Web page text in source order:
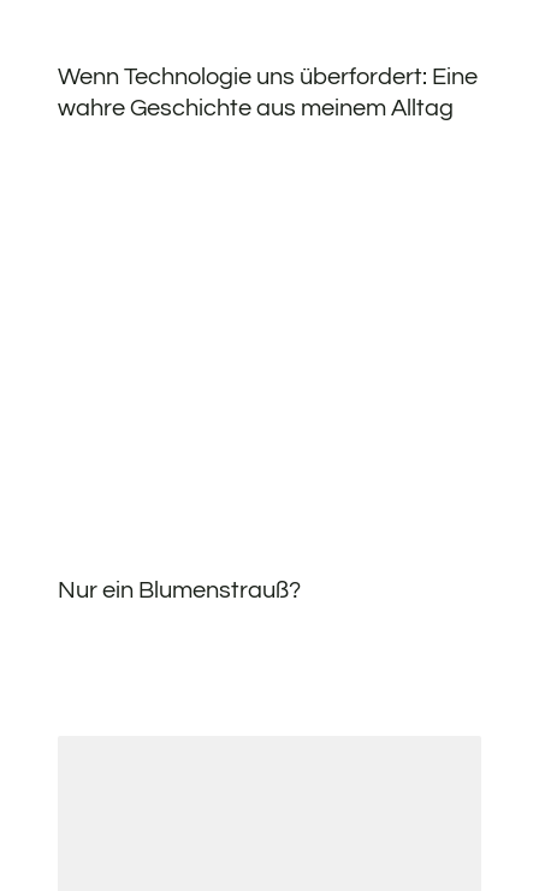
Wenn Technologie uns überfordert: Eine
wahre Geschichte aus meinem Alltag
Nur ein Blumenstrauß?